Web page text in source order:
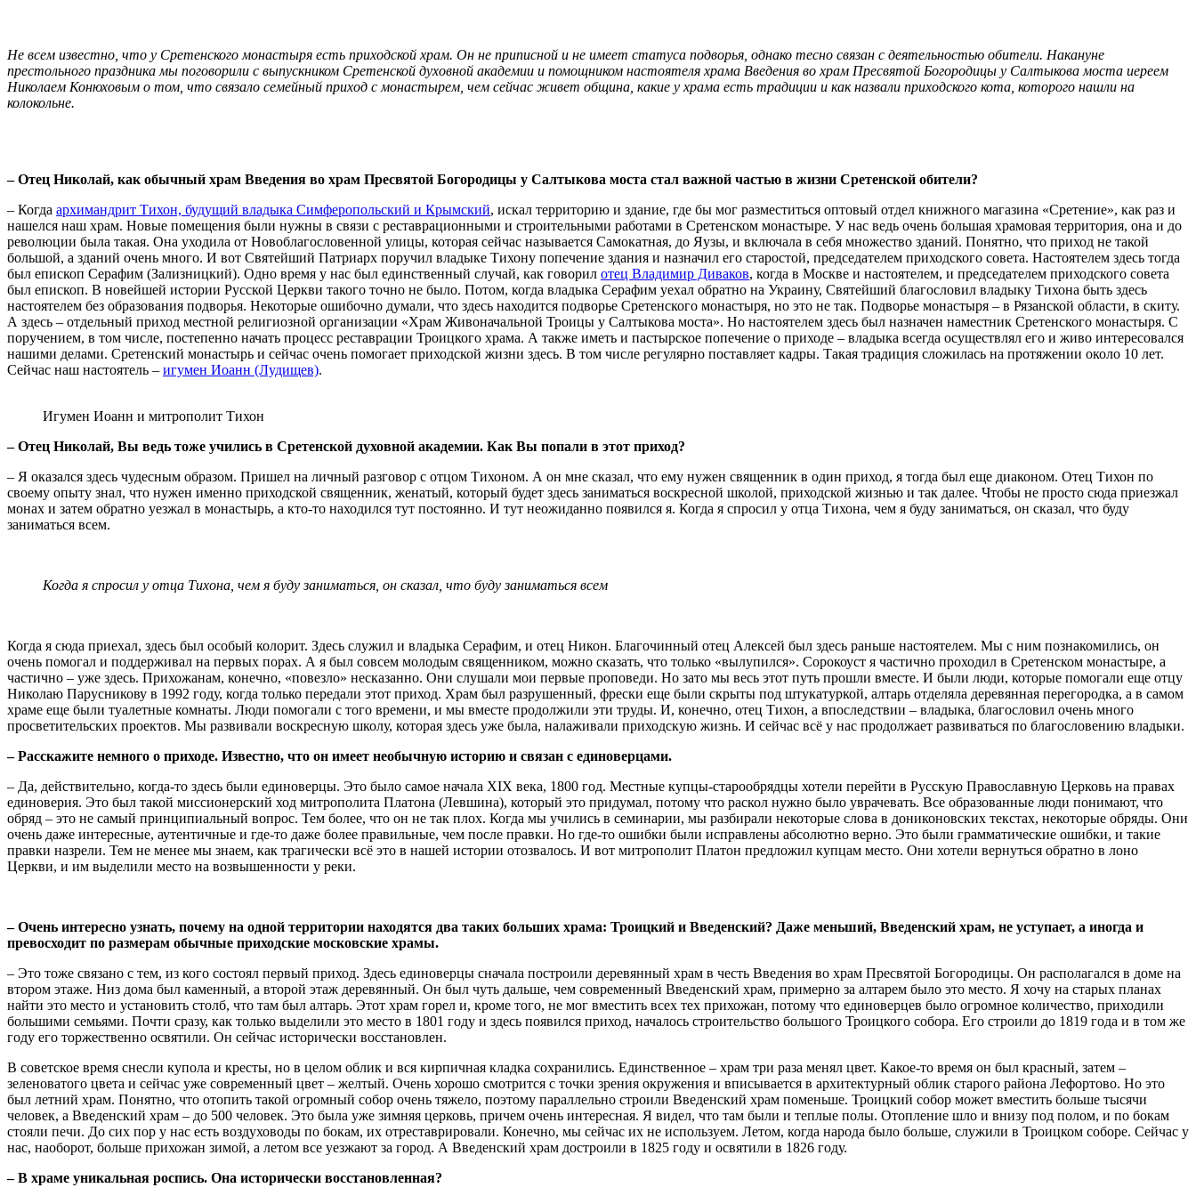
Не всем известно, что у Сретенского монастыря есть приходской храм. Он не приписной и не имеет статуса подворья, однако тесно связан с деятельностью обители. Накануне
престольного праздника мы поговорили с выпускником Сретенской духовной академии и помощником настоятеля храма Введения во храм Пресвятой Богородицы у Салтыкова моста иереем
Николаем Конюховым о том, что связало семейный приход с монастырем, чем сейчас живет община, какие у храма есть традиции и как назвали приходского кота, которого нашли на
колокольне.
– Отец Николай, как обычный храм Введения во храм Пресвятой Богородицы у Салтыкова моста стал важной частью в жизни Сретенской обители?
– Когда архимандрит Тихон, будущий владыка Симферопольский и Крымский, искал территорию и здание, где бы мог разместиться оптовый отдел книжного магазина «Сретение», как раз и
нашелся наш храм. Новые помещения были нужны в связи с реставрационными и строительными работами в Сретенском монастыре. У нас ведь очень большая храмовая территория, она и до
революции была такая. Она уходила от Новоблагословенной улицы, которая сейчас называется Самокатная, до Яузы, и включала в себя множество зданий. Понятно, что приход не такой
большой, а зданий очень много. И вот Святейший Патриарх поручил владыке Тихону попечение здания и назначил его старостой, председателем приходского совета. Настоятелем здесь тогда
был епископ Серафим (Зализницкий). Одно время у нас был единственный случай, как говорил отец Владимир Диваков, когда в Москве и настоятелем, и председателем приходского совета
был епископ. В новейшей истории Русской Церкви такого точно не было. Потом, когда владыка Серафим уехал обратно на Украину, Святейший благословил владыку Тихона быть здесь
настоятелем без образования подворья. Некоторые ошибочно думали, что здесь находится подворье Сретенского монастыря, но это не так. Подворье монастыря – в Рязанской области, в скиту.
А здесь – отдельный приход местной религиозной организации «Храм Живоначальной Троицы у Салтыкова моста». Но настоятелем здесь был назначен наместник Сретенского монастыря. С
поручением, в том числе, постепенно начать процесс реставрации Троицкого храма. А также иметь и пастырское попечение о приходе – владыка всегда осуществлял его и живо интересовался
нашими делами. Сретенский монастырь и сейчас очень помогает приходской жизни здесь. В том числе регулярно поставляет кадры. Такая традиция сложилась на протяжении около 10 лет.
Сейчас наш настоятель – игумен Иоанн (Лудищев).
Игумен Иоанн и митрополит Тихон
– Отец Николай, Вы ведь тоже учились в Сретенской духовной академии. Как Вы попали в этот приход?
– Я оказался здесь чудесным образом. Пришел на личный разговор с отцом Тихоном. А он мне сказал, что ему нужен священник в один приход, я тогда был еще диаконом. Отец Тихон по
своему опыту знал, что нужен именно приходской священник, женатый, который будет здесь заниматься воскресной школой, приходской жизнью и так далее. Чтобы не просто сюда приезжал
монах и затем обратно уезжал в монастырь, а кто-то находился тут постоянно. И тут неожиданно появился я. Когда я спросил у отца Тихона, чем я буду заниматься, он сказал, что буду
заниматься всем.
Когда я спросил у отца Тихона, чем я буду заниматься, он сказал, что буду заниматься всем
Когда я сюда приехал, здесь был особый колорит. Здесь служил и владыка Серафим, и отец Никон. Благочинный отец Алексей был здесь раньше настоятелем. Мы с ним познакомились, он
очень помогал и поддерживал на первых порах. А я был совсем молодым священником, можно сказать, что только «вылупился». Сорокоуст я частично проходил в Сретенском монастыре, а
частично – уже здесь. Прихожанам, конечно, «повезло» несказанно. Они слушали мои первые проповеди. Но зато мы весь этот путь прошли вместе. И были люди, которые помогали еще отцу
Николаю Парусникову в 1992 году, когда только передали этот приход. Храм был разрушенный, фрески еще были скрыты под штукатуркой, алтарь отделяла деревянная перегородка, а в самом
храме еще были туалетные комнаты. Люди помогали с того времени, и мы вместе продолжили эти труды. И, конечно, отец Тихон, а впоследствии – владыка, благословил очень много
просветительских проектов. Мы развивали воскресную школу, которая здесь уже была, налаживали приходскую жизнь. И сейчас всё у нас продолжает развиваться по благословению владыки.
– Расскажите немного о приходе. Известно, что он имеет необычную историю и связан с единоверцами.
– Да, действительно, когда-то здесь были единоверцы. Это было самое начала XIX века, 1800 год. Местные купцы-старообрядцы хотели перейти в Русскую Православную Церковь на правах
единоверия. Это был такой миссионерский ход митрополита Платона (Левшина), который это придумал, потому что раскол нужно было уврачевать. Все образованные люди понимают, что
обряд – это не самый принципиальный вопрос. Тем более, что он не так плох. Когда мы учились в семинарии, мы разбирали некоторые слова в дониконовских текстах, некоторые обряды. Они
очень даже интересные, аутентичные и где-то даже более правильные, чем после правки. Но где-то ошибки были исправлены абсолютно верно. Это были грамматические ошибки, и такие
правки назрели. Тем не менее мы знаем, как трагически всё это в нашей истории отозвалось. И вот митрополит Платон предложил купцам место. Они хотели вернуться обратно в лоно
Церкви, и им выделили место на возвышенности у реки.
– Очень интересно узнать, почему на одной территории находятся два таких больших храма: Троицкий и Введенский? Даже меньший, Введенский храм, не уступает, а иногда и
превосходит по размерам обычные приходские московские храмы.
– Это тоже связано с тем, из кого состоял первый приход. Здесь единоверцы сначала построили деревянный храм в честь Введения во храм Пресвятой Богородицы. Он располагался в доме на
втором этаже. Низ дома был каменный, а второй этаж деревянный. Он был чуть дальше, чем современный Введенский храм, примерно за алтарем было это место. Я хочу на старых планах
найти это место и установить столб, что там был алтарь. Этот храм горел и, кроме того, не мог вместить всех тех прихожан, потому что единоверцев было огромное количество, приходили
большими семьями. Почти сразу, как только выделили это место в 1801 году и здесь появился приход, началось строительство большого Троицкого собора. Его строили до 1819 года и в том же
году его торжественно освятили. Он сейчас исторически восстановлен.
В советское время снесли купола и кресты, но в целом облик и вся кирпичная кладка сохранились. Единственное – храм три раза менял цвет. Какое-то время он был красный, затем –
зеленоватого цвета и сейчас уже современный цвет – желтый. Очень хорошо смотрится с точки зрения окружения и вписывается в архитектурный облик старого района Лефортово. Но это
был летний храм. Понятно, что отопить такой огромный собор очень тяжело, поэтому параллельно строили Введенский храм поменьше. Троицкий собор может вместить больше тысячи
человек, а Введенский храм – до 500 человек. Это была уже зимняя церковь, причем очень интересная. Я видел, что там были и теплые полы. Отопление шло и внизу под полом, и по бокам
стояли печи. До сих пор у нас есть воздуховоды по бокам, их отреставрировали. Конечно, мы сейчас их не используем. Летом, когда народа было больше, служили в Троицком соборе. Сейчас у
нас, наоборот, больше прихожан зимой, а летом все уезжают за город. А Введенский храм достроили в 1825 году и освятили в 1826 году.
– В храме уникальная роспись. Она исторически восстановленная?